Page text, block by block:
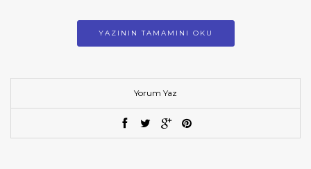
YAZININ TAMAMINI OKU
Yorum Yaz